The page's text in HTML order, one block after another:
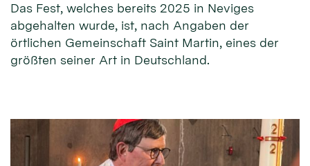
Das Fest, welches bereits 2025 in Neviges
abgehalten wurde, ist, nach Angaben der
örtlichen Gemeinschaft Saint Martin, eines der
größten seiner Art in Deutschland.